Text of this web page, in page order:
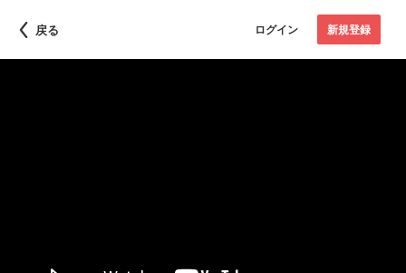
戻る ログイン 新規登録